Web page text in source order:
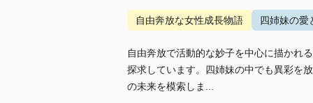
自由奔放な女性成長物語 四姉妹の愛
自由奔放で活動的な妙子を中心に描かれ
探求しています。四姉妹の中でも異彩を
の未来を模索しま...